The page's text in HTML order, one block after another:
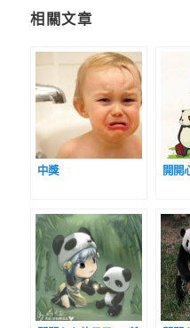
相關文章
中獎 開開